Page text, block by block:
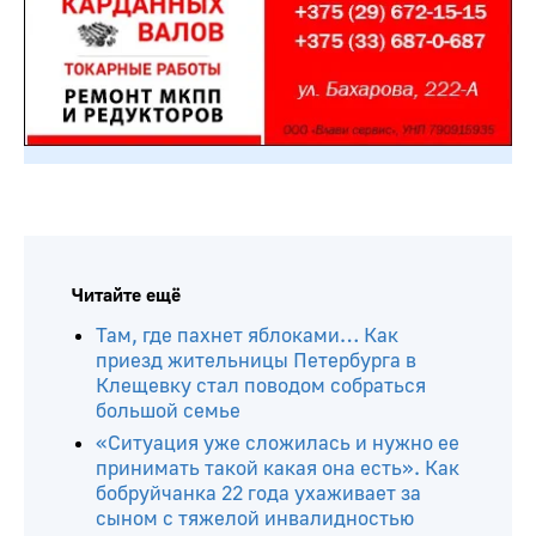
Читайте ещё
Там, где пахнет яблоками… Как
приезд жительницы Петербурга в
Клещевку стал поводом собраться
большой семье
«Ситуация уже сложилась и нужно ее
принимать такой какая она есть». Как
бобруйчанка 22 года ухаживает за
сыном с тяжелой инвалидностью